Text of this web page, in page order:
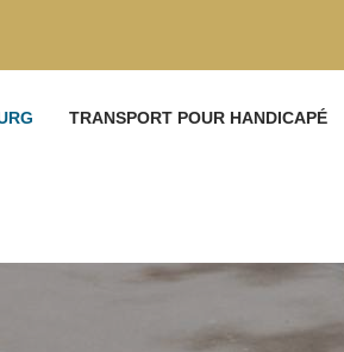
TRANSPORT POUR HANDICAPÉ